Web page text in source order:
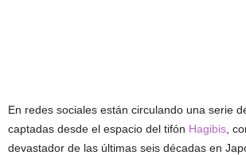
En redes sociales están circulando una serie
captadas desde el espacio del tifón Hagibis ,
devastador de las últimas seis décadas en